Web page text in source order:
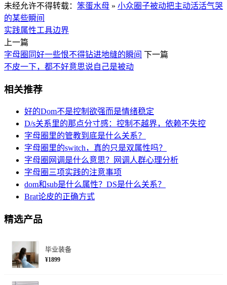
未经允许不得转载： 笨蛋水母 » 小众圈子被动把主动活活气哭
的某些瞬间
实践属性工具边界
上一篇
字母圈同好一些恨不得钻进地缝的瞬间 下一篇
不皮一下，都不好意思说自己是被动
相关推荐
好的Dom不是控制欲强而是情绪稳定
D/s关系里的那点分寸感：控制不越界，依赖不失控
字母圈里的管教到底是什么关系？
字母圈里的switch，真的只是双属性吗？
字母圈网调是什么意思？网调人群心理分析
字母圈三项实践的注意事项
dom和sub是什么属性？DS是什么关系？
Brat论皮的正确方式
精选产品
毕业装备
¥1899